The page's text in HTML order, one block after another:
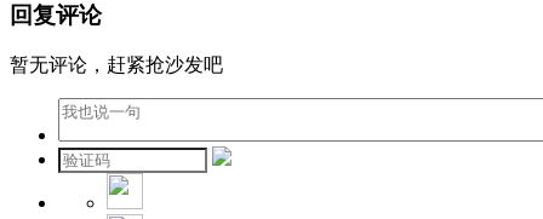
回复评论
暂无评论，赶紧抢沙发吧